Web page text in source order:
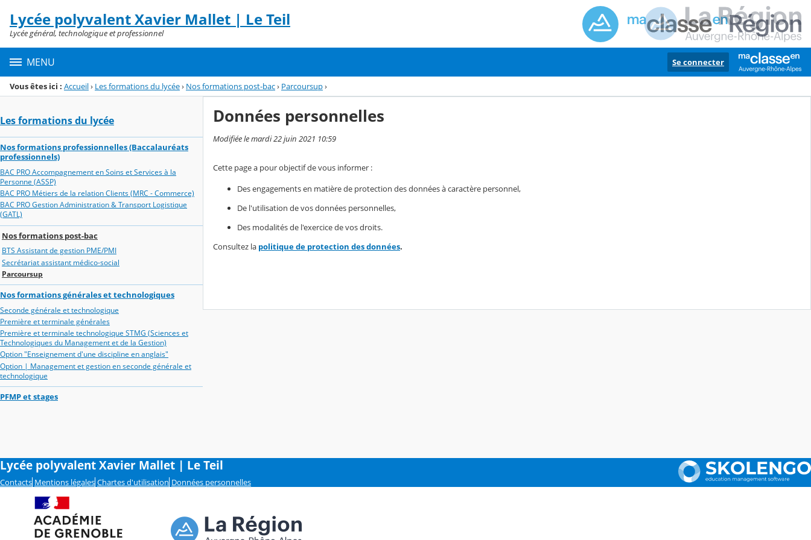
Menu de la rubrique
Contenu
Lycée polyvalent Xavier Mallet | Le Teil
Lycée général, technologique et professionnel
MENU Se connecter
Vous êtes ici : Accueil› Les formations du lycée› Nos formations post-bac› Parcoursup›
Les formations du lycée
Nos formations professionnelles (Baccalauréats
professionnels)
BAC PRO Accompagnement en Soins et Services à la
Personne (ASSP)
BAC PRO Métiers de la relation Clients (MRC - Commerce)
BAC PRO Gestion Administration & Transport Logistique
(GATL)
Nos formations post-bac
BTS Assistant de gestion PME/PMI
Secrétariat assistant médico-social
Parcoursup
Nos formations générales et technologiques
Seconde générale et technologique
Première et terminale générales
Première et terminale technologique STMG (Sciences et
Technologiques du Management et de la Gestion)
Option "Enseignement d'une discipline en anglais"
Option | Management et gestion en seconde générale et
technologique
PFMP et stages
Données personnelles
Modifiée le mardi 22 juin 2021 10:59
Cette page a pour objectif de vous informer :
Des engagements en matière de protection des données à caractère personnel,
De l'utilisation de vos données personnelles,
Des modalités de l'exercice de vos droits.
Consultez la politique de protection des données.
Lycée polyvalent Xavier Mallet | Le Teil
Contacts Mentions légales Chartes d'utilisation Données personnelles